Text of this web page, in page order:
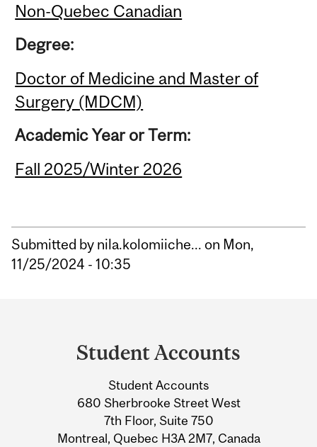
Non-Quebec Canadian
Degree:
Doctor of Medicine and Master of
Surgery (MDCM)
Academic Year or Term:
Fall 2025/Winter 2026
Submitted by nila.kolomiiche... on Mon,
11/25/2024 - 10:35
Information
Student Accounts
Student Accounts
680 Sherbrooke Street West
7th Floor, Suite 750
Montreal, Quebec H3A 2M7, Canada